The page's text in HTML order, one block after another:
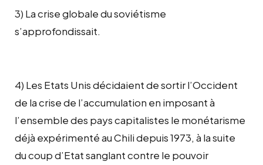
3) La crise globale du soviétisme
s’approfondissait.
4) Les Etats Unis décidaient de sortir l’Occident
de la crise de l’accumulation en imposant à
l’ensemble des pays capitalistes le monétarisme
déjà expérimenté au Chili depuis 1973, à la suite
du coup d’Etat sanglant contre le pouvoir